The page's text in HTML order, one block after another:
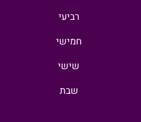
רביעי
חמישי
שישי
שבת